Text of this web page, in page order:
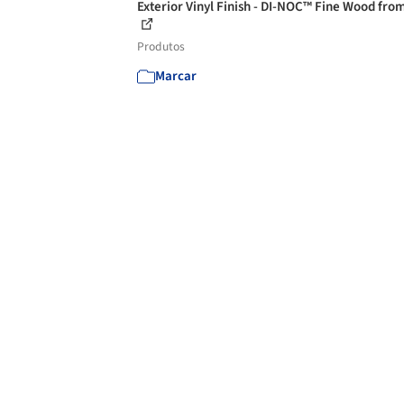
Exterior Vinyl Finish - DI-NOC™ Fine Wood
Produtos
Marcar